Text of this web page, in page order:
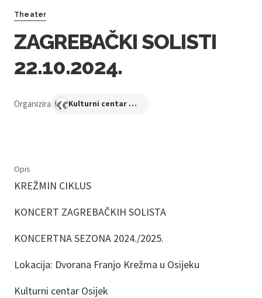
Theater
ZAGREBAČKI SOLISTI
22.10.2024.
Organizira Kulturni centar Osijek
Opis
KREŽMIN CIKLUS
KONCERT ZAGREBAČKIH SOLISTA
KONCERTNA SEZONA 2024./2025.
Lokacija: Dvorana Franjo Krežma u Osijeku
Kulturni centar Osijek